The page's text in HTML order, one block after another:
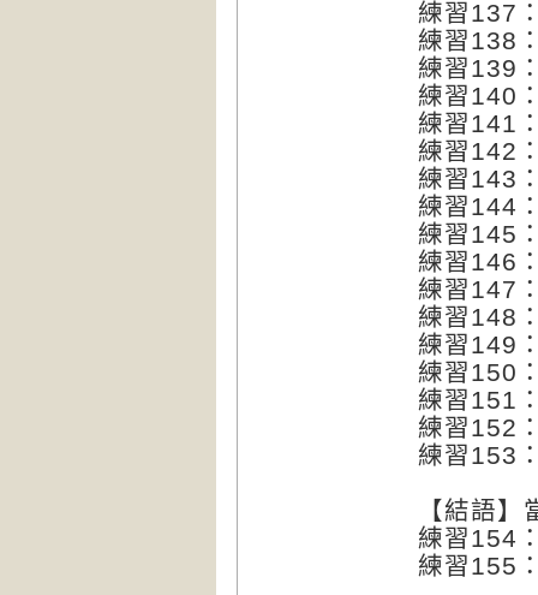
練習137
練習138
練習139
練習140
練習141
練習142
練習143
練習144
練習145
練習146
練習147
練習148
練習149
練習150
練習151
練習152
練習153
【結語
練習154
練習155